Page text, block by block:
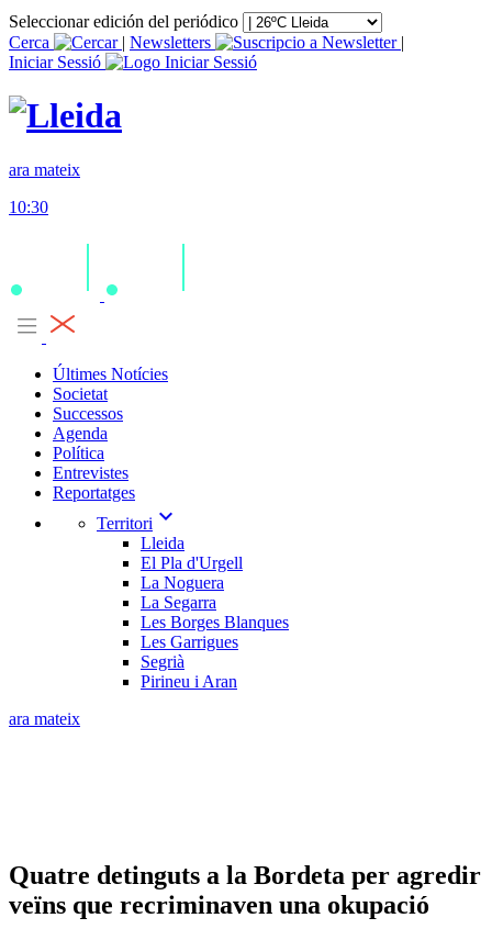
Seleccionar edición del periódico
Cerca
| Newsletters
|
Iniciar Sessió
ara mateix
10:30
Últimes Notícies
Societat
Successos
Agenda
Política
Entrevistes
Reportatges
Territori expand_more
Lleida
El Pla d'Urgell
La Noguera
La Segarra
Les Borges Blanques
Les Garrigues
Segrià
Pirineu i Aran
ara mateix
Quatre detinguts a la Bordeta per agredir
veïns que recriminaven una okupació